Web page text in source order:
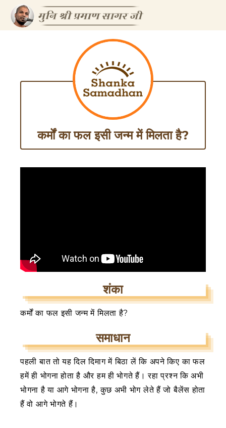
कर्मों का फल इसी जन्म में मिलता है?
शंका
कर्मों का फल इसी जन्म में मिलता है?
समाधान
पहली बात तो यह दिल दिमाग में बिठा लें कि अपने किए का फल
हमें ही भोगना होता है और हम ही भोगते हैं। रहा प्रश्न कि अभी
भोगना है या आगे भोगना है, कुछ अभी भोग लेते हैं जो बैलेंस होता
हैं वो आगे भोगते हैं।